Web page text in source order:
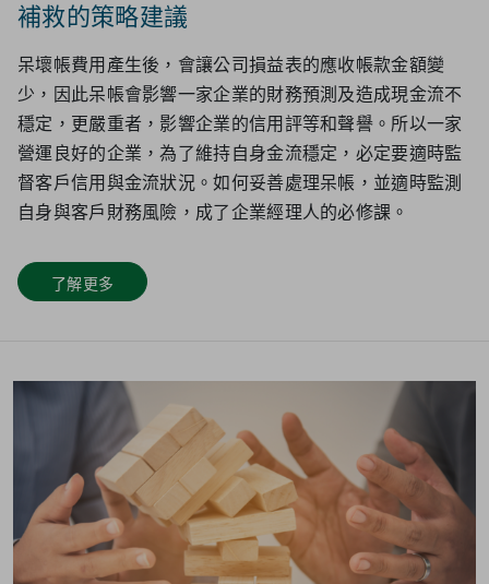
補救的策略建議
呆壞帳費用產生後，會讓公司損益表的應收帳款金額變
少，因此呆帳會影響一家企業的財務預測及造成現金流不
穩定，更嚴重者，影響企業的信用評等和聲譽。所以一家
營運良好的企業，為了維持自身金流穩定，必定要適時監
督客戶信用與金流狀況。如何妥善處理呆帳，並適時監測
自身與客戶財務風險，成了企業經理人的必修課。
了解更多